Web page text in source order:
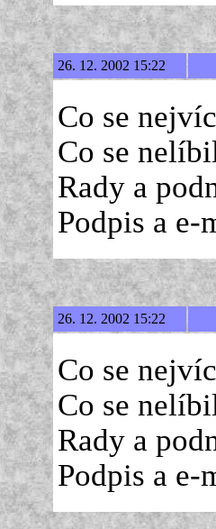
26. 12. 2002 15:22
Co se
Co se
Rady a
Podpis a
26. 12. 2002 15:22
Co se
Co se
Rady a
Podpis a